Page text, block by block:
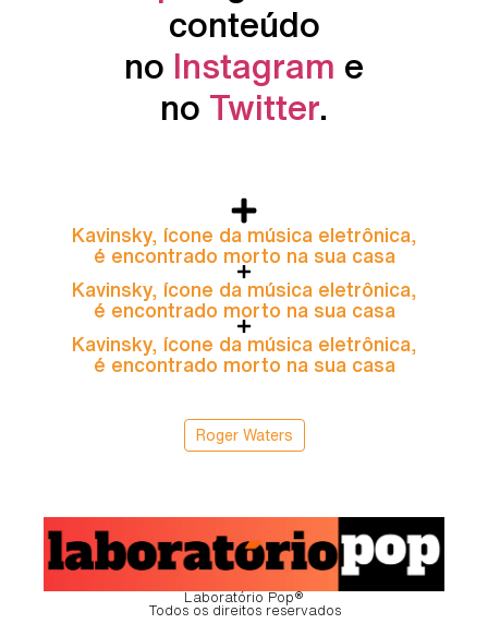
conteúdo
no Instagram e
no Twitter.
Kavinsky, ícone da música eletrônica,
é encontrado morto na sua casa
Kavinsky, ícone da música eletrônica,
é encontrado morto na sua casa
Kavinsky, ícone da música eletrônica,
é encontrado morto na sua casa
Roger Waters
Laboratório Pop®
Todos os direitos reservados